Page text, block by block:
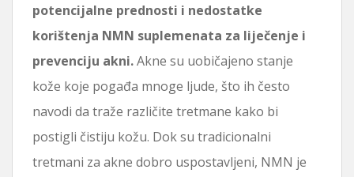
potencijalne prednosti i nedostatke
korištenja NMN suplemenata za liječenje i
prevenciju akni.Akne su uobičajeno stanje
kože koje pogađa mnoge ljude, što ih često
navodi da traže različite tretmane kako bi
postigli čistiju kožu. Dok su tradicionalni
tretmani za akne dobro uspostavljeni, NMN je